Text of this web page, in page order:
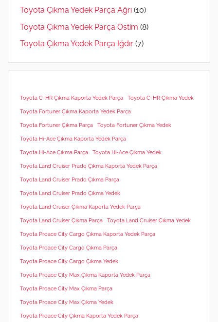
Toyota Çıkma Yedek Parça Ağrı (10)
Toyota Çıkma Yedek Parça Ostim (8)
Toyota Çıkma Yedek Parça Iğdır (7)
Toyota C-HR Çıkma Kaporta Yedek Parça Toyota C-HR Çıkma Yedek
Toyota Fortuner Çıkma Kaporta Yedek Parça
Toyota Fortuner Çıkma Parça Toyota Fortuner Çıkma Yedek
Toyota Hi-Ace Çıkma Kaporta Yedek Parça
Toyota Hi-Ace Çıkma Parça Toyota Hi-Ace Çıkma Yedek
Toyota Land Cruiser Prado Çıkma Kaporta Yedek Parça
Toyota Land Cruiser Prado Çıkma Parça
Toyota Land Cruiser Prado Çıkma Yedek
Toyota Land Cruiser Çıkma Kaporta Yedek Parça
Toyota Land Cruiser Çıkma Parça Toyota Land Cruiser Çıkma Yedek
Toyota Proace City Cargo Çıkma Kaporta Yedek Parça
Toyota Proace City Cargo Çıkma Parça
Toyota Proace City Cargo Çıkma Yedek
Toyota Proace City Max Çıkma Kaporta Yedek Parça
Toyota Proace City Max Çıkma Parça
Toyota Proace City Max Çıkma Yedek
Toyota Proace City Çıkma Kaporta Yedek Parça